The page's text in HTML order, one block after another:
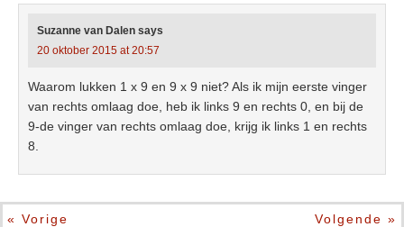
Suzanne van Dalen says
20 oktober 2015 at 20:57
Waarom lukken 1 x 9 en 9 x 9 niet? Als ik mijn eerste vinger
van rechts omlaag doe, heb ik links 9 en rechts 0, en bij de
9-de vinger van rechts omlaag doe, krijg ik links 1 en rechts
8.
« Vorige Volgende »